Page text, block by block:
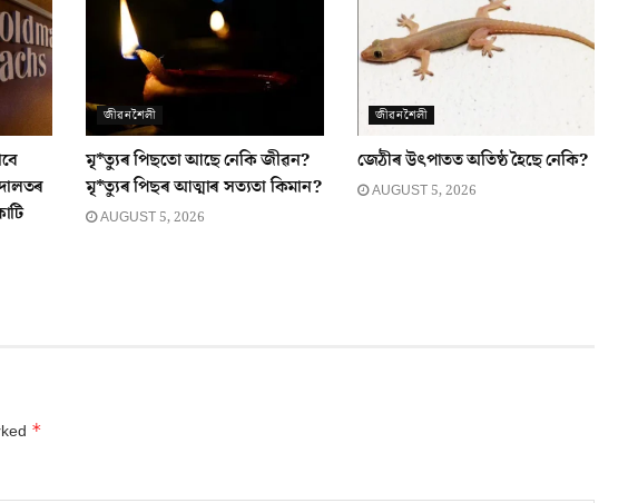
জীৱনশৈলী
মৃ*ত্যুৰ পিছতো আছে নেকি জীৱন?
মৃ*ত্যুৰ পিছৰ আত্মাৰ সত্যতা কিমান?
AUGUST 5, 2026
জীৱনশৈলী
জেঠীৰ উৎপাতত অতিষ্ঠ হৈছে নেকি?
AUGUST 5, 2026
*